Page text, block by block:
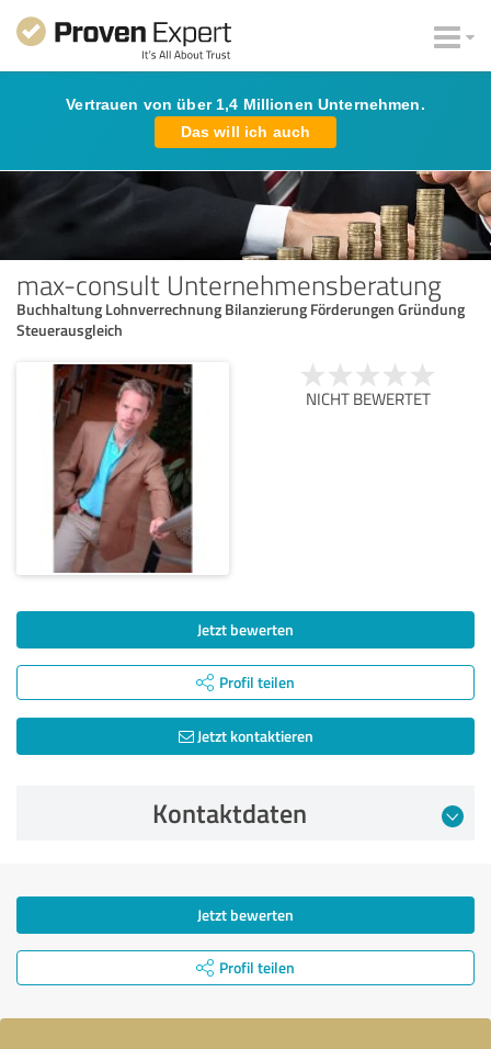
Vertrauen von über 1,4 Millionen Unternehmen.
Das will ich auch
max-consult Unternehmensberatung
Buchhaltung Lohnverrechnung Bilanzierung Förderungen Gründung
Steuerausgleich
NICHT BEWERTET
Jetzt bewerten
Profil teilen
Jetzt kontaktieren
Kontaktdaten
Jetzt bewerten
Profil teilen